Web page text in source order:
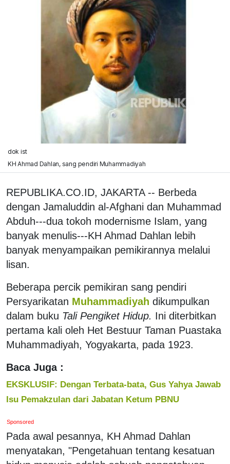
dok ist
KH Ahmad Dahlan, sang pendiri Muhammadiyah
REPUBLIKA.CO.ID, JAKARTA -- Berbeda
dengan Jamaluddin al-Afghani dan Muhammad
Abduh---dua tokoh modernisme Islam, yang
banyak menulis---KH Ahmad Dahlan lebih
banyak menyampaikan pemikirannya melalui
lisan.
Beberapa percik pemikiran sang pendiri
Persyarikatan Muhammadiyah dikumpulkan
dalam buku Tali Pengiket Hidup. Ini diterbitkan
pertama kali oleh Het Bestuur Taman Puastaka
Muhammadiyah, Yogyakarta, pada 1923.
Baca Juga :
EKSKLUSIF: Dengan Terbata-bata, Gus Yahya Jawab
Isu Pemakzulan dari Jabatan Ketum PBNU
Sponsored
Pada awal pesannya, KH Ahmad Dahlan
menyatakan, "Pengetahuan tentang kesatuan